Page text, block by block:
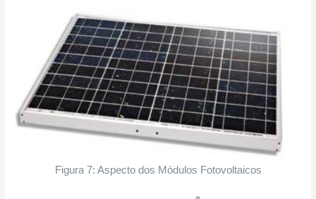
Figura 7: Aspecto dos Módulos Fotovoltaicos